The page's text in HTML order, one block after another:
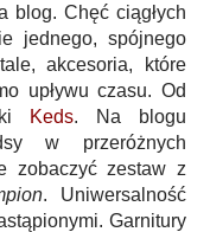
blog. Chęć ciągłych
jednego, spójnego
akcesoria, które
upływu czasu. Od
Keds. Na blogu
w przeróżnych
zobaczyć zestaw z
. Uniwersalność
Garnitury